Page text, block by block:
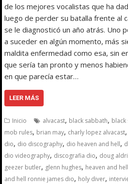
de los mejores vocalistas que ha
luego de perder su batalla frente al
se le diagnosticó un año atrás. Uno
a suceder en algún momento, más
maldita enfermedad como esa, sin
que sería tan pronto y menos
en que parecía estar…
LEER MÁS
Inicio alvacast, black sabbath,
mob rules, brian may, charly lopez alvacast,
dio, dio discography, dio heaven and hell,
dio videography, discografia dio, doug
geezer butler, glenn hughes, heaven and hell
and hell ronnie james dio, holy diver,